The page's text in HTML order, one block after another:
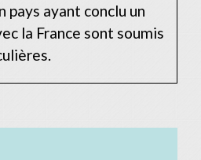
pays ayant conclu un
la France sont soumis